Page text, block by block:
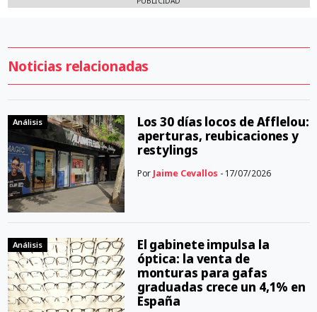
Noticias relacionadas
Análisis
Los 30 días locos de Afflelou:
aperturas, reubicaciones y
restylings
Por Jaime Cevallos - 17/07/2026
Análisis
El gabinete impulsa la
óptica: la venta de
monturas para gafas
graduadas crece un 4,1% en
España